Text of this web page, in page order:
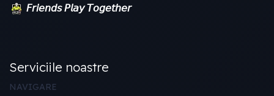
𝘍𝘳𝘪𝘦𝘯𝘥𝘴 𝘗𝘭𝘢𝘺 𝘛𝘰𝘨𝘦𝘵𝘩𝘦𝘳
Serviciile noastre
NAVIGARE